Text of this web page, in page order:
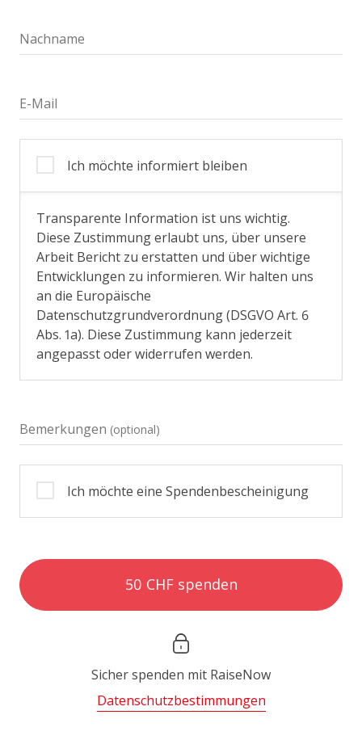
Nachname
E-Mail
Ich möchte informiert bleiben
Transparente Information ist uns wichtig.
Diese Zustimmung erlaubt uns, über unsere
Arbeit Bericht zu erstatten und über wichtige
Entwicklungen zu informieren. Wir halten uns
an die Europäische
Datenschutzgrundverordnung (DSGVO Art. 6
Abs. 1a). Diese Zustimmung kann jederzeit
angepasst oder widerrufen werden.
Bemerkungen (optional)
Ich möchte eine Spendenbescheinigung
50 CHF spenden
Sicher spenden mit RaiseNow
Datenschutzbestimmungen